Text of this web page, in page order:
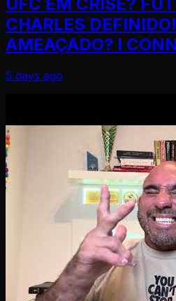
CHARLES
AMEAÇADO? l
5 days ago